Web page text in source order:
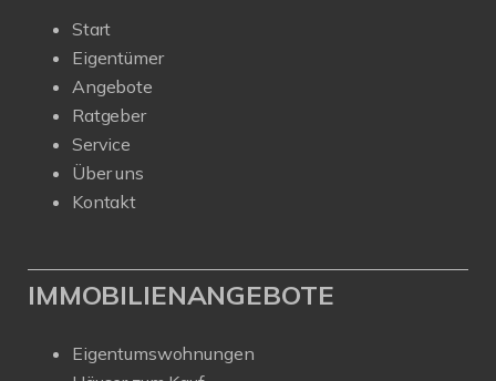
Start
Eigentümer
Angebote
Ratgeber
Service
Über uns
Kontakt
IMMOBILIENANGEBOTE
Eigentumswohnungen